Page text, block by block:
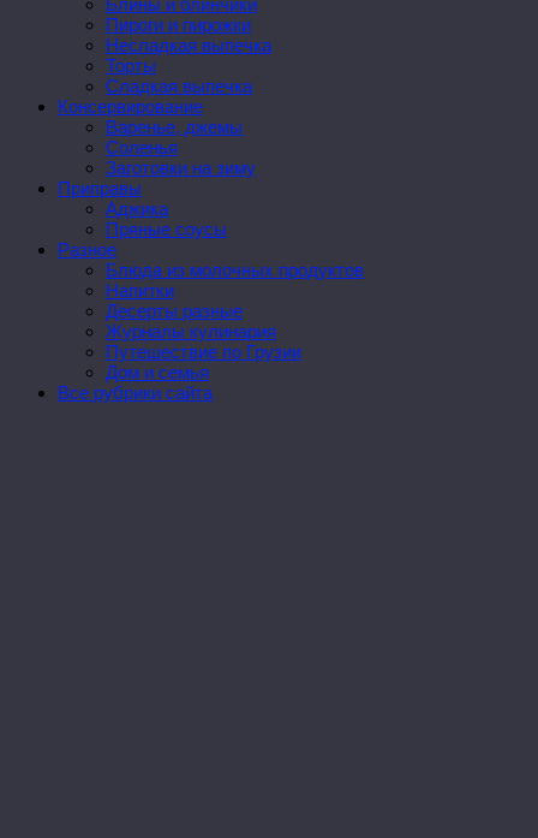
Блины и блинчики
Пироги и пирожки
Несладкая выпечка
Торты
Сладкая выпечка
Консервирование
Варенье, джемы
Соленья
Заготовки на зиму
Приправы
Аджика
Пряные соусы
Разное
Блюда из молочных продуктов
Напитки
Десерты разные
Журналы кулинария
Путешествие по Грузии
Дом и семья
Все рубрики сайта